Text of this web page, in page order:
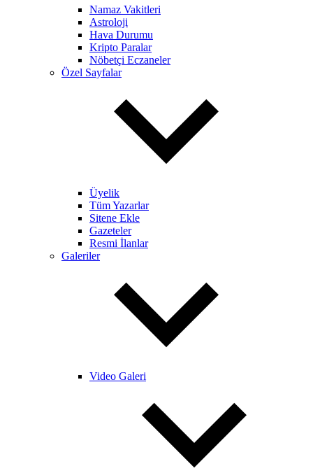
Namaz Vakitleri
Astroloji
Hava Durumu
Kripto Paralar
Nöbetçi Eczaneler
Özel Sayfalar
Üyelik
Tüm Yazarlar
Sitene Ekle
Gazeteler
Resmi İlanlar
Galeriler
Video Galeri